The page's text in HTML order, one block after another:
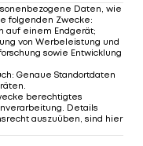
Wer ist der
Zeiten?
3er-Gondel
Daten, wie
folgenden Zwecke:
auf einem Endgerät;
von Werbeleistung und
sowie Entwicklung
: Genaue Standortdaten
berechtigtes
Details
auszuüben, sind hier